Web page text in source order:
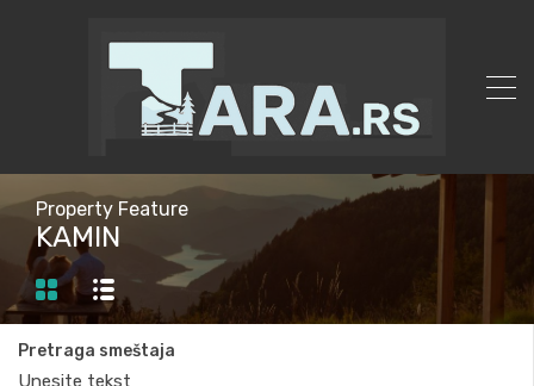
Property Feature
KAMIN
Pretraga smeštaja